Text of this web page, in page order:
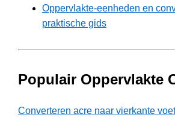
Oppervlakte-eenheden en
praktische gids
Populair Oppervlakte
Converteren acre naar vierkante voet